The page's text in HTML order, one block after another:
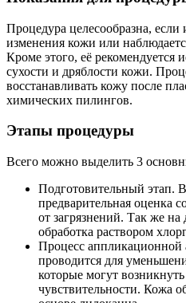
Процедура целесообразна,
изменения кожи или
Кроме этого, её рекомендуется
сухости и дряблости кожи.
восстанавливать кожу после
химических пилингов.
Этапы процедуры
Всего можно выделить 3
Подготовительный этап.
предварительная оценка
от загрязнений. Так же
обработка раствором
Процесс аппликационной
проводится для
которые могут
чувствительности. Кожа